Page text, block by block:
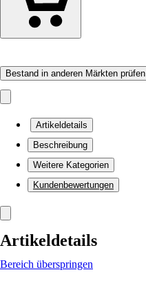
Bestand in anderen Märkten prüfen
Artikeldetails
Beschreibung
Weitere Kategorien
Kundenbewertungen
Artikeldetails
Bereich überspringen